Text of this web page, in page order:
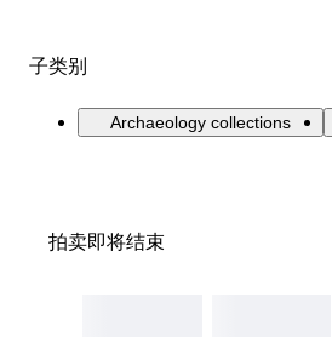
子类别
Archaeology collections
拍卖即将结束